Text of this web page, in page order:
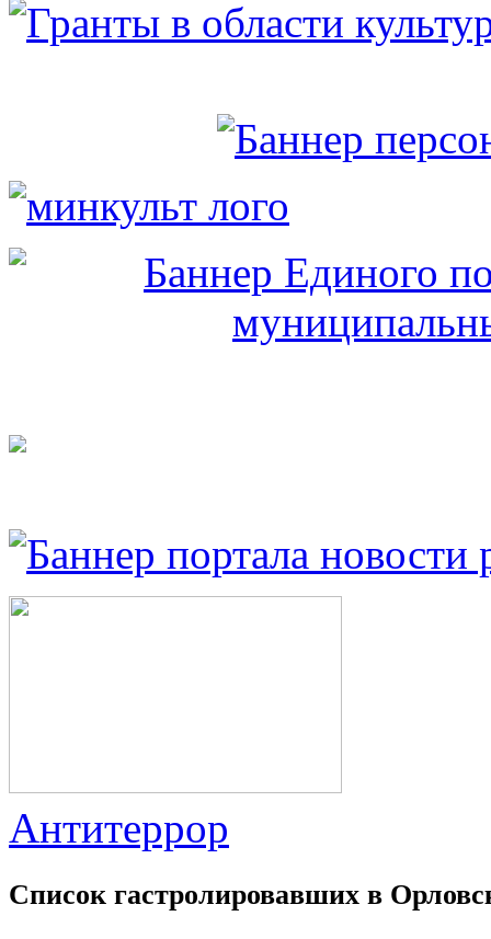
Антитеррор
Список гастролировавших в